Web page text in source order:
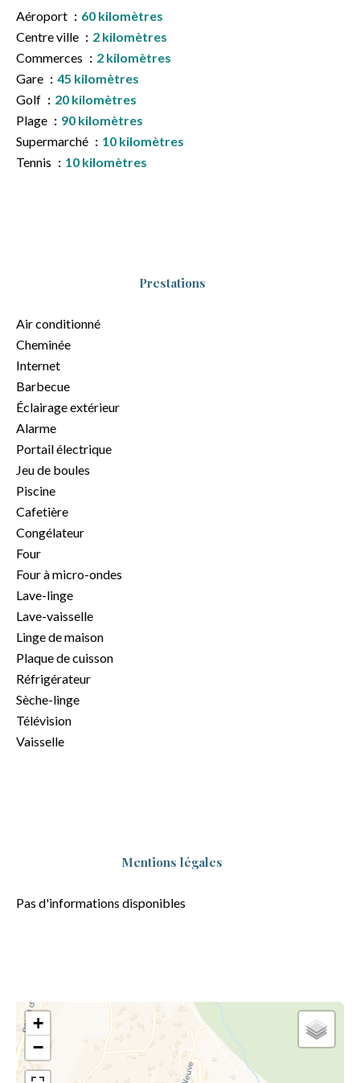
Aéroport
60 kilomètres
Centre ville
2 kilomètres
Commerces
2 kilomètres
Gare
45 kilomètres
Golf
20 kilomètres
Plage
90 kilomètres
Supermarché
10 kilomètres
Tennis
10 kilomètres
Prestations
Air conditionné
Cheminée
Internet
Barbecue
Éclairage extérieur
Alarme
Portail électrique
Jeu de boules
Piscine
Cafetière
Congélateur
Four
Four à micro-ondes
Lave-linge
Lave-vaisselle
Linge de maison
Plaque de cuisson
Réfrigérateur
Sèche-linge
Télévision
Vaisselle
Mentions légales
Pas d'informations disponibles
+
−